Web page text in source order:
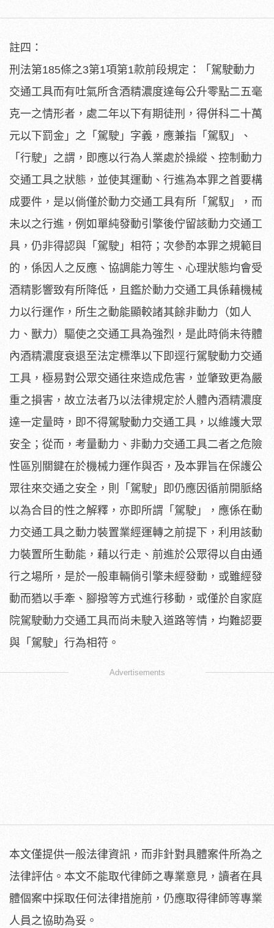
註四：
刑法第185條之3第1項第1款前段規定：「駕駛動力
交通工具而有吐氣所含酒精濃度達每公升零點二五毫
克一之情形者，處二年以下有期徒刑，得併科二十萬
元以下罰金」之「駕駛」字義，應兼指「駕馭」、
「行駛」之謂，即應以行為人業處於操縱、控制動力
交通工具之狀態，並使其運動、行進為本罪之首要構
成要件，是以倘僅於動力交通工具有所「駕馭」，而
未以之行進，例如單純發動引擎後佇留該動力交通工
具，仍非得認與「駕駛」相符；次參酌本罪之規範目
的，係因人之反應、協調能力等生、心理狀態均會受
酒精影響致有所降低，且鑑於動力交通工具係藉機械
力以行運作，所生之動能顯較諸其餘非動力（如人
力、獸力）驅使之交通工具為強烈，是此時倘未待體
內酒精濃度衰退至法定標準以下即逕行駕駛動力交通
工具，極易對公眾交通往來造成危害，並肇致更為嚴
重之損害，故立法者乃以法律規定於人體內酒精濃度
達一定量時，即不得駕駛動力交通工具，以維護大眾
安全；從而，考量動力、非動力交通工具二者之危險
性區別關鍵在於機械力運作與否，及本罪旨在保護公
眾往來交通之安全，則「駕駛」即仍應因循前開脈絡
以為合目的性之解釋，亦即所謂「駕駛」，應係在動
力交通工具之動力裝置業經運轉之前提下，利用該動
力裝置所生動能，藉以行走、前進於公眾得以自由通
行之場所，是於一般車輛倘引擎未經發動，或雖經發
動而猶以手牽、腳撥等方式進行移動，或僅於自家庭
院駕駛動力交通工具而尚未駛入道路等情，均難認要
與「駕駛」行為相符。
Advertisements
本文僅提供一般法律資訊，而非針對具體案件所為之
法律評估。本文不能取代律師之專業意見，讀者在具
體個案中採取任何法律措施前，仍應取得律師等專業
人員之協助為妥。